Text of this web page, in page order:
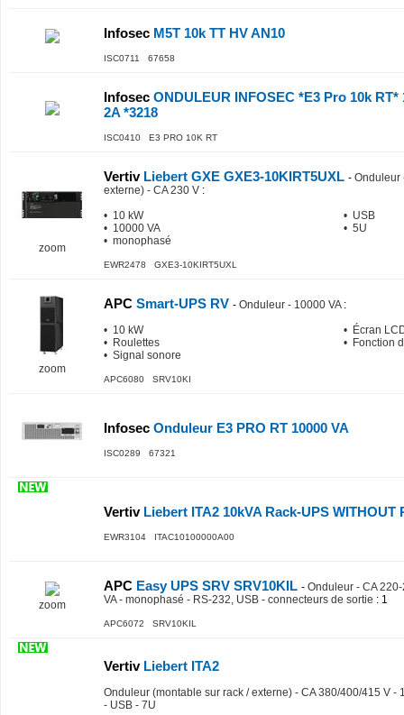
Infosec M5T 10k TT HV AN10
ISC0711 67658
Infosec ONDULEUR INFOSEC *E3 Pro 10k
2A *3218
ISC0410 E3 PRO 10K RT
zoom
VertivLiebert GXE GXE3-10KIRT5UXL - Onduleur
externe) - CA 230 V :
• 10 kW
• 10000 VA
• monophasé
• USB
• 5U
EWR2478 GXE3-10KIRT5UXL
zoom
APC Smart-UPS RV - Onduleur - 10000 VA:
• 10 kW
• Roulettes
• Signal sonore
• Écran
• Fonction
APC6080 SRV10KI
Infosec Onduleur E3 PRO RT 10000 VA
ISC0289 67321
VertivLiebert ITA2 10kVA Rack-UPS WITHOUT
EWR3104 ITAC10100000A00
zoom
APC Easy UPS SRV SRV10KIL - Onduleur - CA
VA - monophasé - RS-232, USB - connecteurs de sortie : 1
APC6072 SRV10KIL
VertivLiebert ITA2
Onduleur (montable sur rack / externe) - CA 380/400/415 V -
- USB - 7U